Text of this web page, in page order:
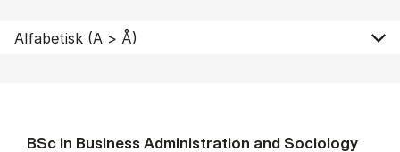
BSc in Busi­ness Ad­min­is­tra­tion and So­ci­ology